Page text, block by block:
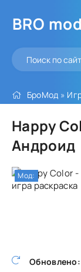
BRO mod
БроМод »
Happy
Андроид
Обновлено:
Мод: